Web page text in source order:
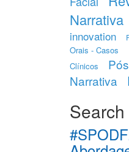
Narrativa
innovation
Orais - Casos
Clínicos
Narrativa